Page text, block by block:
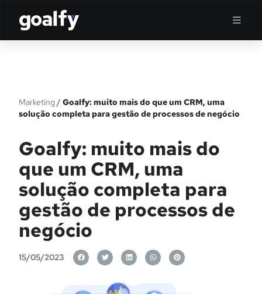
Marketing / Goalfy: muito mais do que um CRM, uma
solução completa para gestão de processos de negócio
Goalfy: muito mais do
que um CRM, uma
solução completa para
gestão de processos de
negócio
15/05/2023